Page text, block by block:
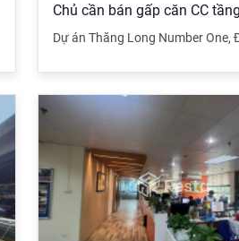
Dự án Thăng Long Number One,